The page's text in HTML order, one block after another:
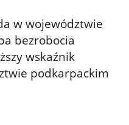
w województwie
bezrobocia
wskaźnik
podkarpackim